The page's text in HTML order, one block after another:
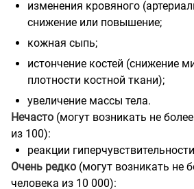
изменения кровяного
снижение или повышение;
кожная сыпь;
истончение костей (снижение
плотности костной ткани);
увеличение массы тела.
Нечасто (могут возникать не
из 100):
реакции
Очень редко (могут возникать не
человека из 10 000):